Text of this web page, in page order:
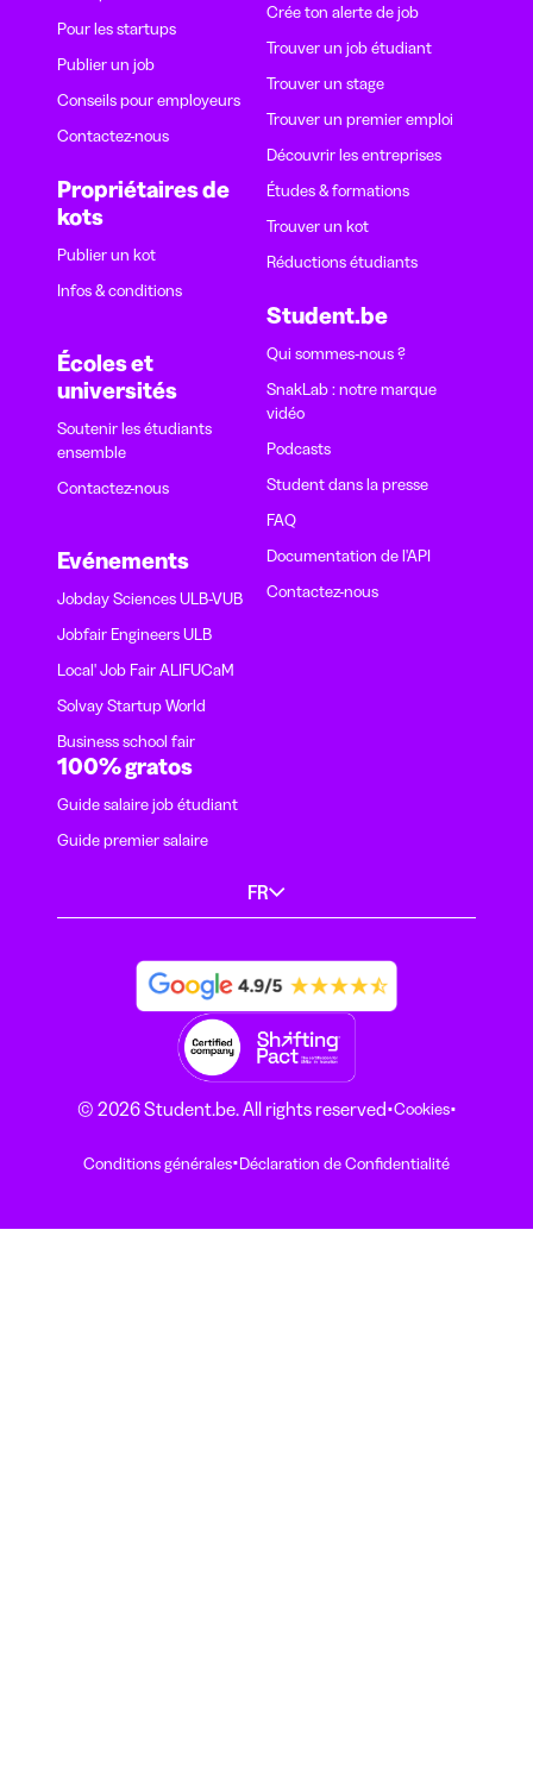
Pour les startups
Publier un job
Conseils pour employeurs
Contactez-nous
Propriétaires de
kots
Publier un kot
Infos & conditions
Écoles et
universités
Soutenir les étudiants
ensemble
Contactez-nous
Evénements
Jobday Sciences ULB-VUB
Jobfair Engineers ULB
Local' Job Fair ALIFUCaM
Solvay Startup World
Business school fair
Crée ton alerte de job
Trouver un job étudiant
Trouver un stage
Trouver un premier emploi
Découvrir les entreprises
Études & formations
Trouver un kot
Réductions étudiants
Student.be
Qui sommes-nous ?
SnakLab : notre marque
vidéo
Podcasts
Student dans la presse
FAQ
Documentation de l'API
Contactez-nous
100% gratos
Guide salaire job étudiant
Guide premier salaire
FR
© 2026 Student.be. All rights reserved·Cookies·
Conditions générales·Déclaration de Confidentialité